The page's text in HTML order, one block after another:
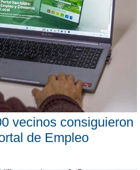
vecinos consiguieron
de Empleo